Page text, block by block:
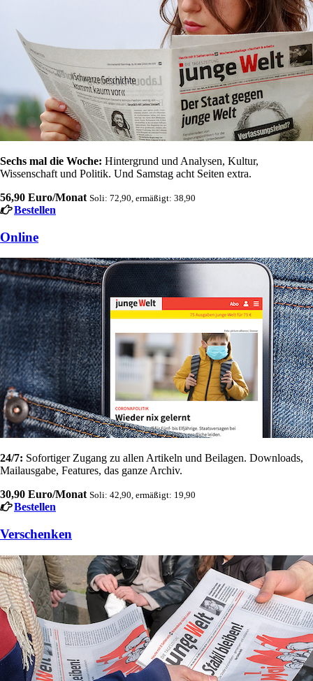
Sechs mal die Woche: Hintergrund und Analysen, Kultur,
Wissenschaft und Politik. Und Samstag acht Seiten extra.
56,90 Euro/Monat Soli: 72,90, ermäßigt: 38,90
Bestellen
Online
24/7: Sofortiger Zugang zu allen Artikeln und Beilagen. Downloads,
Mailausgabe, Features, das ganze Archiv.
30,90 Euro/Monat Soli: 42,90, ermäßigt: 19,90
Bestellen
Verschenken